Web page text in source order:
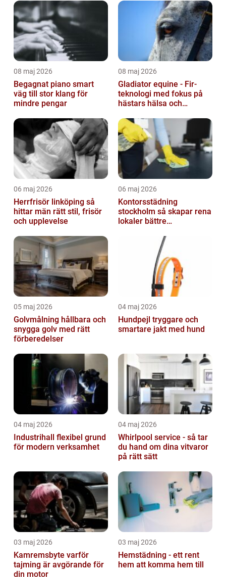
08 maj 2026
Begagnat piano smart
väg till stor klang för
mindre pengar
08 maj 2026
Gladiator equine - Fir-
teknologi med fokus på
hästars hälsa och
06 maj 2026
Herrfrisör linköping så
hittar män rätt stil, frisör
och upplevelse
06 maj 2026
Kontorsstädning
stockholm så skapar rena
lokaler bättre
05 maj 2026
Golvmålning hållbara och
snygga golv med rätt
förberedelser
04 maj 2026
Hundpejl tryggare och
smartare jakt med hund
04 maj 2026
Industrihall flexibel grund
för modern verksamhet
04 maj 2026
Whirlpool service - så tar
du hand om dina vitvaror
på rätt sätt
03 maj 2026
Kamremsbyte varför
tajming är avgörande för
din motor
03 maj 2026
Hemstädning - ett rent
hem att komma hem till